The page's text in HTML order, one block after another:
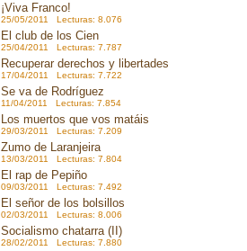
¡Viva Franco!
25/05/2011 Lecturas: 8.076
El club de los Cien
25/04/2011 Lecturas: 7.787
Recuperar derechos y libertades
17/04/2011 Lecturas: 7.722
Se va de Rodríguez
11/04/2011 Lecturas: 7.854
Los muertos que vos matáis
29/03/2011 Lecturas: 7.209
Zumo de Laranjeira
13/03/2011 Lecturas: 7.804
El rap de Pepiño
09/03/2011 Lecturas: 7.492
El señor de los bolsillos
02/03/2011 Lecturas: 8.006
Socialismo chatarra (II)
28/02/2011 Lecturas: 7.880